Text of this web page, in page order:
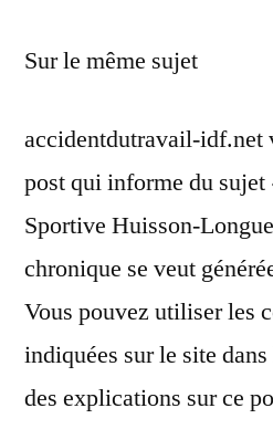
Sur le même sujet
accidentdutravail-idf.net
post qui informe du
Sportive Huisson-
chronique se veut
Vous pouvez utiliser les
indiquées sur le site
des explications sur ce